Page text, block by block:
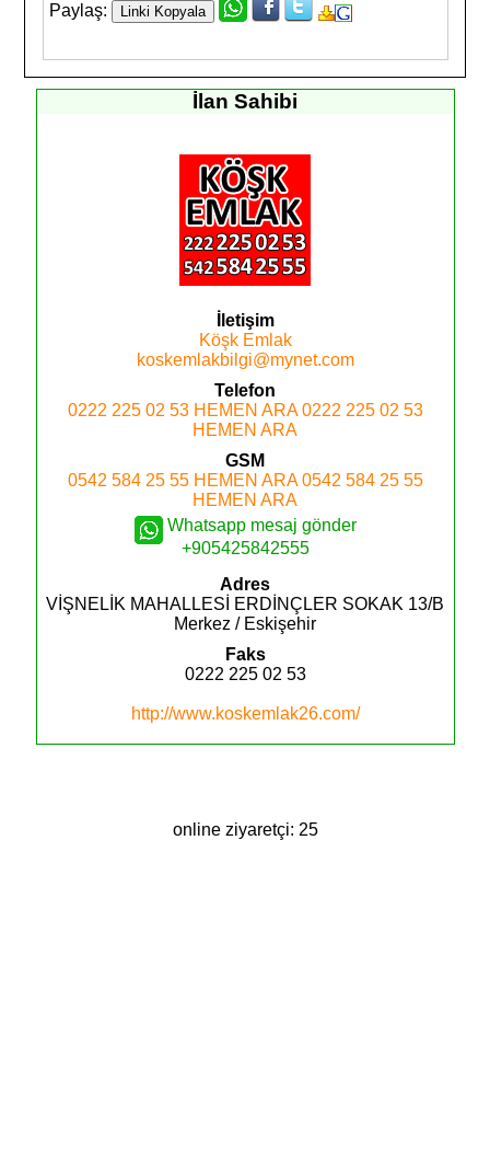
Paylaş:
İlan Sahibi
İletişim
Köşk Emlak
koskemlakbilgi@mynet.com
Telefon
0222 225 02 53 HEMEN ARA 0222 225 02 53
HEMEN ARA
GSM
0542 584 25 55 HEMEN ARA 0542 584 25 55
HEMEN ARA
Whatsapp mesaj gönder
+905425842555
Adres
VİŞNELİK MAHALLESİ ERDİNÇLER SOKAK 13/B
Merkez / Eskişehir
Faks
0222 225 02 53
http://www.koskemlak26.com/
online ziyaretçi: 25